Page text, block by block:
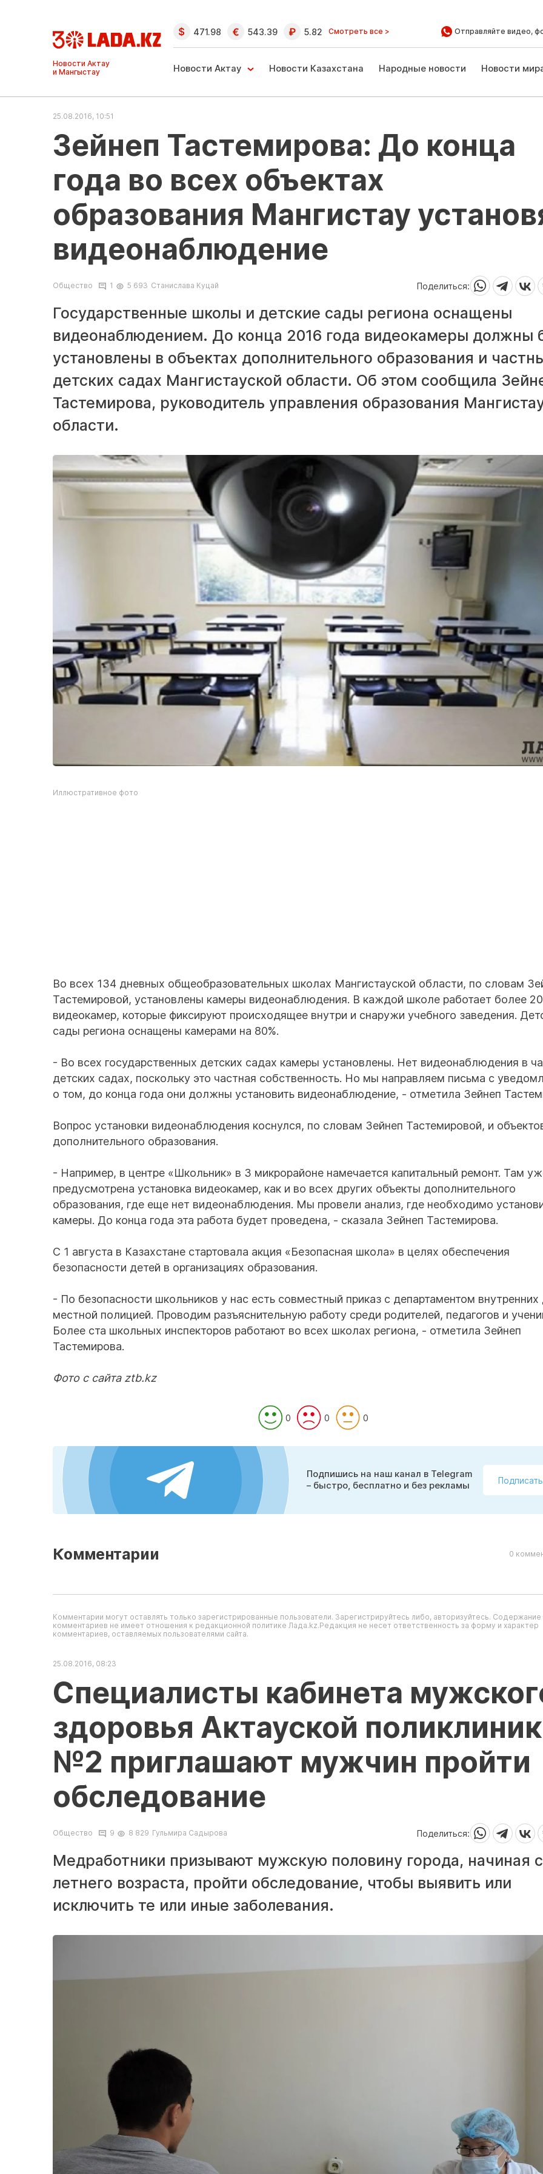
Ақтау және
Манғыстау
жаңалықтары
471.98 543.39 5.82 Смотреть все > Отправляйте видео,
Новости Актау Новости Казахстана Народные новости Новости
25.08.2016, 10:51
Зейнеп Тастемирова: До конца
года во всех объектах
образования Мангистау
видеонаблюдение
Общество 1 5 693 Станислава Куцай Поделиться:
Государственные школы и детские сады региона оснащены
видеонаблюдением. До конца 2016 года видеокамеры должны
установлены в объектах дополнительного образования и
детских садах Мангистауской области. Об этом сообщила
Тастемирова, руководитель управления образования
области.
Иллюстративное фото
Во всех 134 дневных общеобразовательных школах Мангистауской области, по словам
Тастемировой, установлены камеры видеонаблюдения. В каждой школе работает более 20
видеокамер, которые фиксируют происходящее внутри и снаружи учебного заведения.
сады региона оснащены камерами на 80%.
- Во всех государственных детских садах камеры установлены. Нет видеонаблюдения в
детских садах, поскольку это частная собственность. Но мы направляем письма с
о том, до конца года они должны установить видеонаблюдение, - отметила Зейнеп
Вопрос установки видеонаблюдения коснулся, по словам Зейнеп Тастемировой, и
дополнительного образования.
- Например, в центре «Школьник» в 3 микрорайоне намечается капитальный ремонт. Там
предусмотрена установка видеокамер, как и во всех других объекты дополнительного
образования, где еще нет видеонаблюдения. Мы провели анализ, где необходимо
камеры. До конца года эта работа будет проведена, - сказала Зейнеп Тастемирова.
С 1 августа в Казахстане стартовала акция «Безопасная школа» в целях обеспечения
безопасности детей в организациях образования.
- По безопасности школьников у нас есть совместный приказ с департаментом внутренних
местной полицией. Проводим разъяснительную работу среди родителей, педагогов и
Более ста школьных инспекторов работают во всех школах региона, - отметила Зейнеп
Тастемирова.
Фото с сайта ztb.kz
0 0 0
Подпишись на наш канал в Telegram
– быстро, бесплатно и без рекламы
Комментарии 0
Комментарии могут оставлять только зарегистрированные пользователи. Зарегистрируйтесь либо, авторизуйтесь. Содержание
комментариев не имеет отношения к редакционной политике Лада.kz.Редакция не несет ответственность за форму и характер
комментариев, оставляемых пользователями сайта.
25.08.2016, 08:23
Специалисты кабинета
здоровья Актауской
№2 приглашают мужчин пройти
обследование
Общество 9 8 829 Гульмира Садырова Поделиться:
Медработники призывают мужскую половину города, начиная
летнего возраста, пройти обследование, чтобы выявить или
исключить те или иные заболевания.